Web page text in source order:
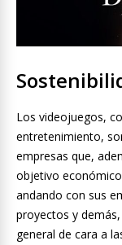
Los videojuegos,
entretenimiento,
empresas que,
objetivo
andando con sus
proyectos y
general de cara a